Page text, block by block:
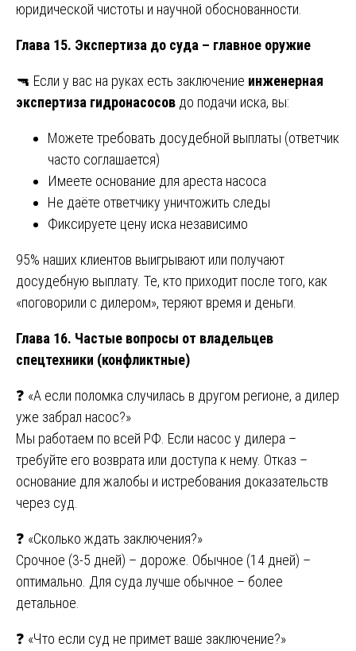
юридической чистоты и научной обоснованности.
Глава 15. Экспертиза до суда – главное оружие
🔫 Если у вас на руках есть заключение инженерная
экспертиза гидронасосов до подачи иска, вы:
Можете требовать досудебной выплаты (ответчик
часто соглашается)
Имеете основание для ареста насоса
Не даёте ответчику уничтожить следы
Фиксируете цену иска независимо
95% наших клиентов выигрывают или получают
досудебную выплату. Те, кто приходит после того, как
«поговорили с дилером», теряют время и деньги.
Глава 16. Частые вопросы от владельцев
спецтехники (конфликтные)
❓ «А если поломка случилась в другом регионе, а дилер
уже забрал насос?»
Мы работаем по всей РФ. Если насос у дилера –
требуйте его возврата или доступа к нему. Отказ –
основание для жалобы и истребования доказательств
через суд.
❓ «Сколько ждать заключения?»
Срочное (3-5 дней) – дороже. Обычное (14 дней) –
оптимально. Для суда лучше обычное – более
детальное.
❓ «Что если суд не примет ваше заключение?»